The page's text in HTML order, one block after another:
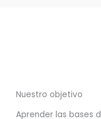
Nuestro objetivo
Aprender las bases